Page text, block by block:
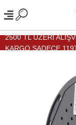
2500 TL ÜZERİ
KARGO SADECE